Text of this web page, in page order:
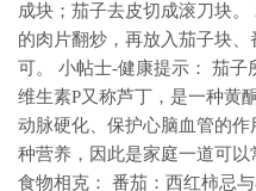
成块；茄子去皮切成滚刀块
的肉片翻炒，再放入茄子块
可。 小帖士-健康提示： 茄子
维生素P又称芦丁，是一种黄
动脉硬化、保护心脑血管的
种营养，因此是家庭一道可
食物相克： 番茄：西红柿忌与